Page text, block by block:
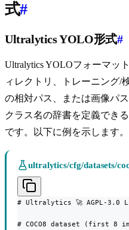
式#
Ultralytics YOLO形式#
Ultralytics YOLOフォーマッ
ィレクトリ、トレーニング/
の相対パス、または画像パ
クラス名の辞書を定義でき
です。以下に例を示します。
ultralytics/cfg/datasets/
# Ultralytics 🚀 AGPL-
# COCO8 dataset (first 8